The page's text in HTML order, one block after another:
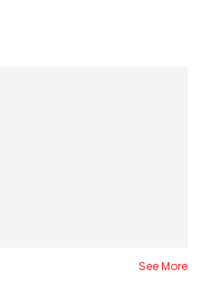
See More